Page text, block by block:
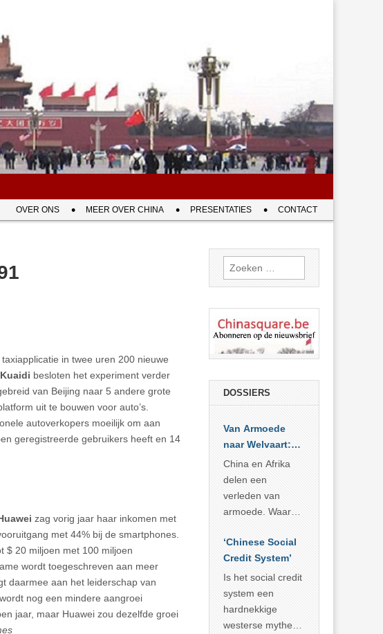
OVER ONS MEER OVER CHINA PRESENTATIES CONTACT
in twee uren 200 nieuwe
besloten het experiment verder
van Beijing naar 5 andere grote
uit te bouwen voor auto’s.
autoverkopers moeilijk om aan
geregistreerde gebruikers heeft en 14
zag vorig jaar haar inkomen met
met 44% bij de smartphones.
$ 20 miljoen met 100 miljoen
wordt toegeschreven aan meer
daarmee aan het leiderschap van
nog een mindere aangroei
jaar, maar Huawei zou dezelfde groei
Zoeken
naar:
DOSSIERS
Van Armoede
naar Welvaart:
Wat Afrika kan
leren van
China’s
economisch
China en Afrika
delen een
verleden van
armoede. Waar
voorbije veertig
jaar in slaagde
meer dan 800
miljoen mensen
uit de armoede
… >> lees meer
‘Chinese Social
Credit System’
Is het social credit
system een
hardnekkige
westerse mythe of